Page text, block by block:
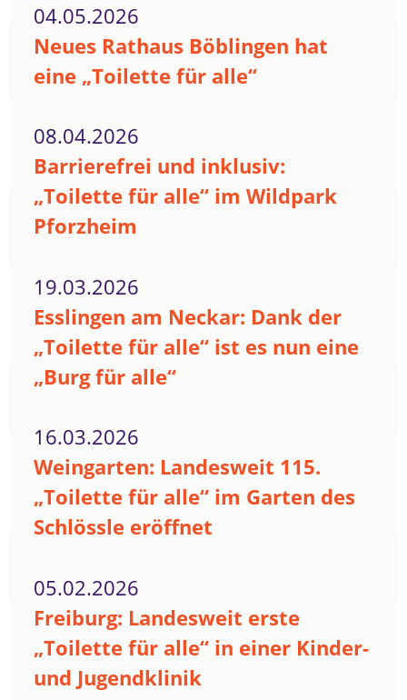
04.05.2026
Neues Rathaus Böblingen hat
eine „Toilette für alle“
08.04.2026
Barrierefrei und inklusiv:
„Toilette für alle“ im Wildpark
Pforzheim
19.03.2026
Esslingen am Neckar: Dank der
„Toilette für alle“ ist es nun eine
„Burg für alle“
16.03.2026
Weingarten: Landesweit 115.
„Toilette für alle“ im Garten des
Schlössle eröffnet
05.02.2026
Freiburg: Landesweit erste
„Toilette für alle“ in einer Kinder-
und Jugendklinik